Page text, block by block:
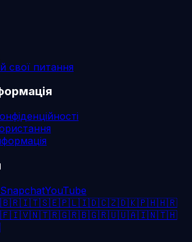
свої питання
SnapchatYouTube
🇧🇷🇮🇹🇸🇪🇵🇱🇮🇩🇨🇿🇩🇰🇵🇭🇭🇷
🇫🇮🇻🇳🇹🇷🇬🇷🇧🇬🇷🇺🇺🇦🇮🇳🇹🇭